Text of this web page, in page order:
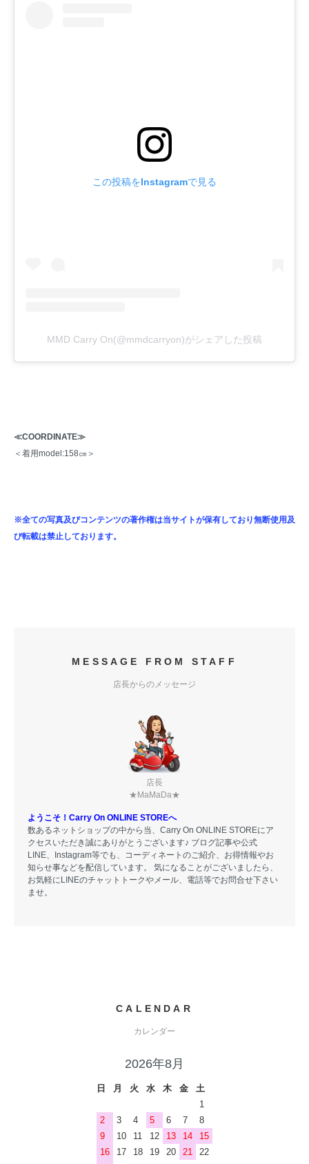
この投稿をInstagramで見る
MMD Carry On(@mmdcarryon)がシェアした投稿
≪COORDINATE≫
＜着用model:158㎝＞
※全ての写真及びコンテンツの著作権は当サイトが保有しており無断使用及
び転載は禁止しております。
MESSAGE FROM STAFF
店長からのメッセージ
店長
★MaMaDa★
ようこそ！Carry On ONLINE STOREへ
数あるネットショップの中から当、Carry On ONLINE STOREにア
クセスいただき誠にありがとうございます♪ ブログ記事や公式
LINE、Instagram等でも、コーディネートのご紹介、お得情報やお
知らせ事などを配信しています。 気になることがございましたら、
お気軽にLINEのチャットトークやメール、電話等でお問合せ下さい
ませ。
CALENDAR
カレンダー
2026年8月
日 月 火 水 木 金
土
1
2
3 4 5 6 7
8
9
10 11 12 13 14
15
16
17 18 19 20 21
22